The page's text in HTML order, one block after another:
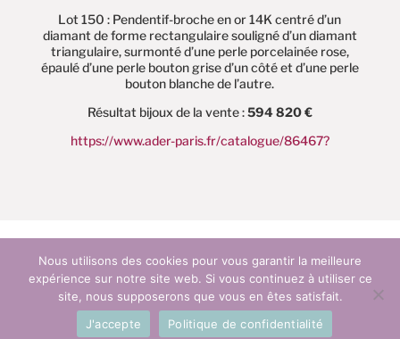
Lot 150 : Pendentif-broche en or 14K centré d’un
diamant de forme rectangulaire souligné d’un diamant
triangulaire, surmonté d’une perle porcelainée rose,
épaulé d’une perle bouton grise d’un côté et d’une perle
bouton blanche de l’autre.
Résultat bijoux de la vente :594 820 €
https://www.ader-paris.fr/catalogue/86467?
© vsoupaultexpertise |Mentions légales
Nous utilisons des cookies pour vous garantir la meilleure
expérience sur notre site web. Si vous continuez à utiliser ce
site, nous supposerons que vous en êtes satisfait.
J'accepte
Politique de confidentialité